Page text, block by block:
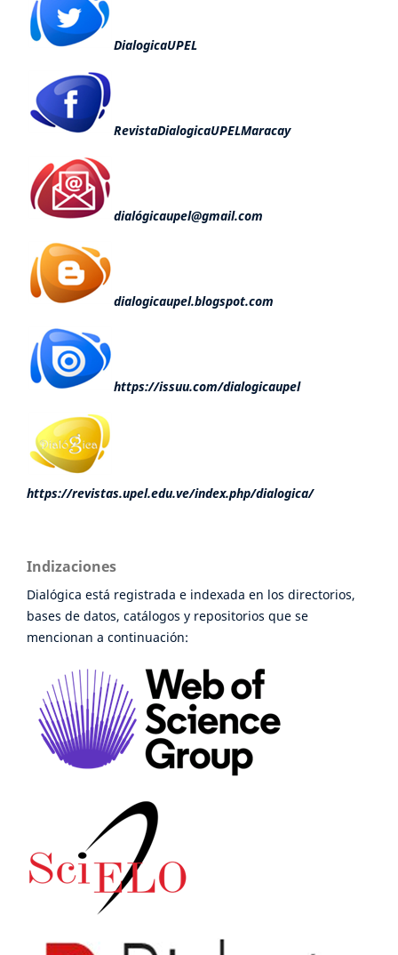
DialogicaUPEL
RevistaDialogicaUPELMaracay
dialógicaupel@gmail.com
dialogicaupel.blogspot.com
https://issuu.com/dialogicaupel
https://revistas.upel.edu.ve/index.php/dialogica/
Indizaciones
Dialógica está registrada e indexada en los directorios,
bases de datos, catálogos y repositorios que se
mencionan a continuación: